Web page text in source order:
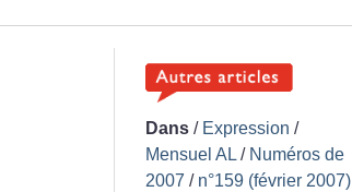
Dans / Expression /
Mensuel AL / Numéros de
2007 / n°159 (février 2007)